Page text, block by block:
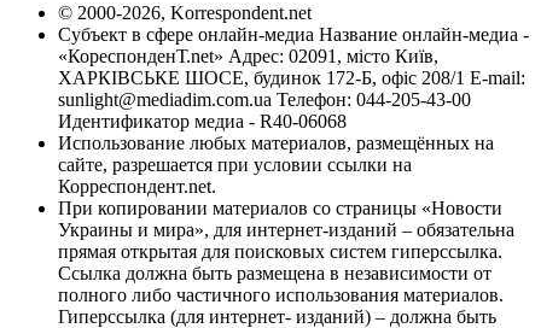
© 2000-2026, Korrespondent.net
Субъект в сфере онлайн-медиа Название онлайн-медиа -
«КореспонденТ.net» Адрес: 02091, місто Київ,
ХАРКІВСЬКЕ ШОСЕ, будинок 172-Б, офіс 208/1 E-mail:
sunlight@mediadim.com.ua Телефон: 044-205-43-00
Идентификатор медиа - R40-06068
Использование любых материалов, размещённых на
сайте, разрешается при условии ссылки на
Корреспондент.net.
При копировании материалов со страницы «Новости
Украины и мира», для интернет-изданий – обязательна
прямая открытая для поисковых систем гиперссылка.
Ссылка должна быть размещена в независимости от
полного либо частичного использования материалов.
Гиперссылка (для интернет- изданий) – должна быть